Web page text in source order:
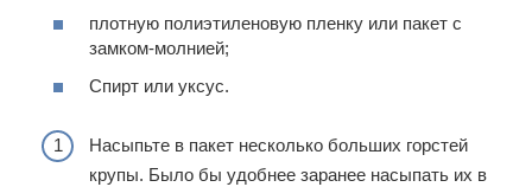
плотную полиэтиленовую пленку или пакет с
замком-молнией;
Спирт или уксус.
Насыпьте в пакет несколько больших горстей
крупы. Было бы удобнее заранее насыпать их в